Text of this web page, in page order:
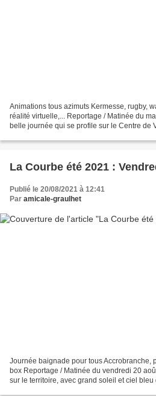
Animations tous azimuts Kermesse, rugby,
réalité virtuelle,... Reportage / Matinée du
belle journée qui se profile sur le Centre de
La Courbe été 2021 :
Publié le 20/08/2021 à 12:41
Par amicale-graulhet
Journée baignade pour tous Accrobranche,
box Reportage / Matinée du vendredi 20
sur le territoire, avec grand soleil et ciel bleu